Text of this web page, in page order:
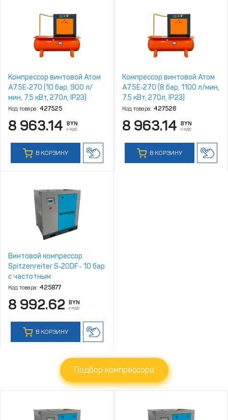
Компрессор винтовой Атом
А7.5Е‑270 (10 бар, 900 л/
мин, 7.5 кВт, 270л, IP23)
Код товара: 427525
8 963.14 BYN
с НДС
В КОРЗИНУ
Компрессор винтовой Атом
А7.5Е‑270 (8 бар, 1100 л/мин,
7.5 кВт, 270л, IP23)
Код товара: 427526
8 963.14 BYN
с НДС
В КОРЗИНУ
Винтовой компрессор
Spitzenreiter S‑20DF ‑ 10 бар
с частотным
преобразователем
Код товара: 425877
8 992.62 BYN
с НДС
В КОРЗИНУ
Подбор компрессора